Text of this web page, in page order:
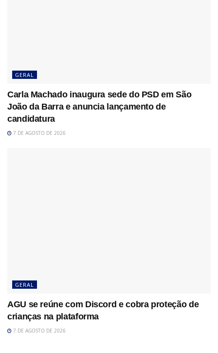
GERAL
Carla Machado inaugura sede do PSD em São
João da Barra e anuncia lançamento de
candidatura
7 DE AGOSTO DE 2026
GERAL
AGU se reúne com Discord e cobra proteção de
crianças na plataforma
7 DE AGOSTO DE 2026